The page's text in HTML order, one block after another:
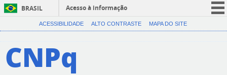
BRASIL
Acesso à informação
CORONAVÍRUS (COVID-19)
ACESSIBILIDADE ALTO CONTRASTE MAPA DO SITE
CNPq